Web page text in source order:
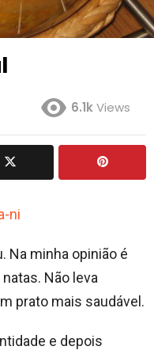
6.1kViews
Na minha opinião é
Não leva
prato mais saudável.
e depois